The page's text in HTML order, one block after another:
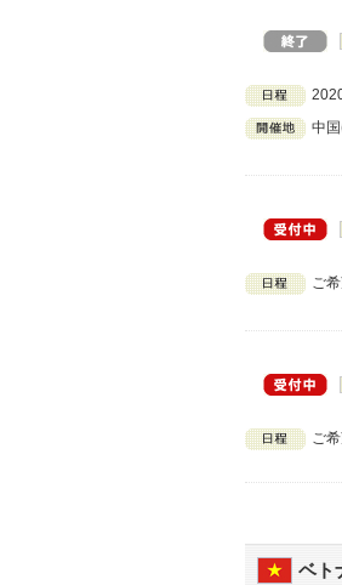
中国
ご
ご
ベト